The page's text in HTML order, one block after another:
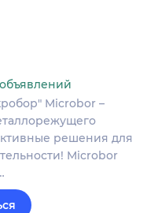
Microbor –
решения для
Microbor